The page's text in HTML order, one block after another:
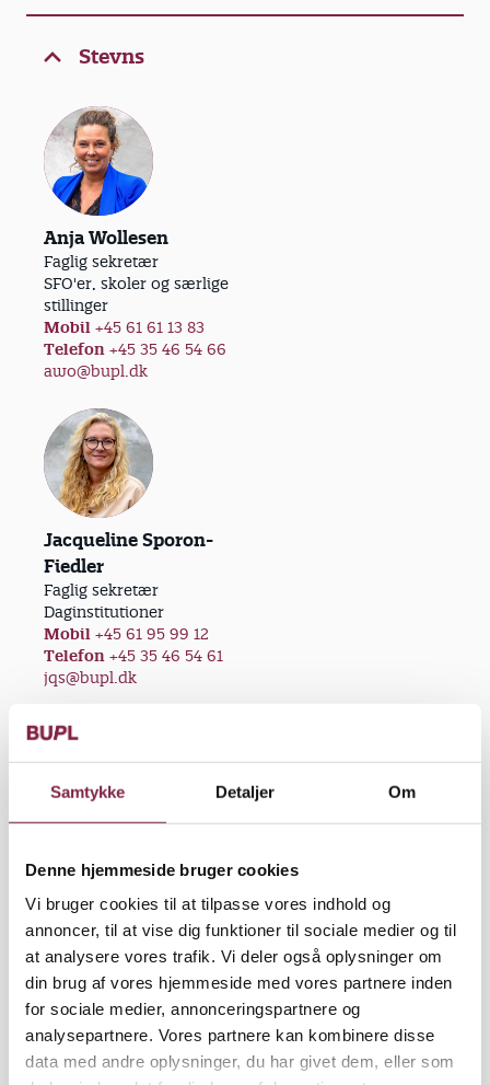
Samtykke Detaljer Om
Denne hjemmeside bruger cookies
Vi bruger cookies til at tilpasse vores indhold og
annoncer, til at vise dig funktioner til sociale medier og til
at analysere vores trafik. Vi deler også oplysninger om
din brug af vores hjemmeside med vores partnere inden
for sociale medier, annonceringspartnere og
analysepartnere. Vores partnere kan kombinere disse
data med andre oplysninger, du har givet dem, eller som
Stevns
Anja Wollesen
Faglig sekretær
SFO'er, skoler og særlige
stillinger
Mobil +45 61 61 13 83
Telefon +45 35 46 54 66
awo@bupl.dk
Jacqueline Sporon-
Fiedler
Faglig sekretær
Daginstitutioner
Mobil +45 61 95 99 12
Telefon +45 35 46 54 61
jqs@bupl.dk
Fællestillidsrepræsentant
Mobil +45 21 64 86 52
anpo@bupl.dk